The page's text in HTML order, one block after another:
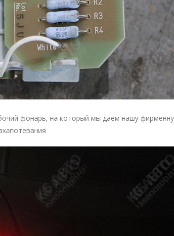
фонарь, на который мы даём нашу